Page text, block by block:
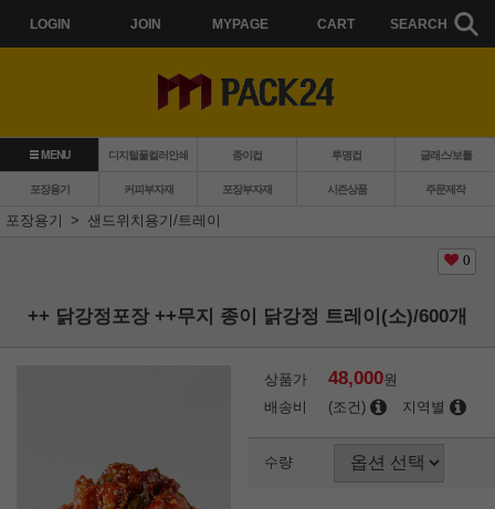
LOGIN JOIN MYPAGE CART SEARCH
MENU 디지털풀컬러인쇄 종이컵 투명컵 글래스/보틀
포장용기 커피부자재 포장부자재 시즌상품
주문제작
포장용기
샌드위치용기/트레이
0
++ 닭강정포장 ++무지 종이 닭강정 트레이(소)/600개
상품가 48,000원
배송비
(조건) 지역별
수량